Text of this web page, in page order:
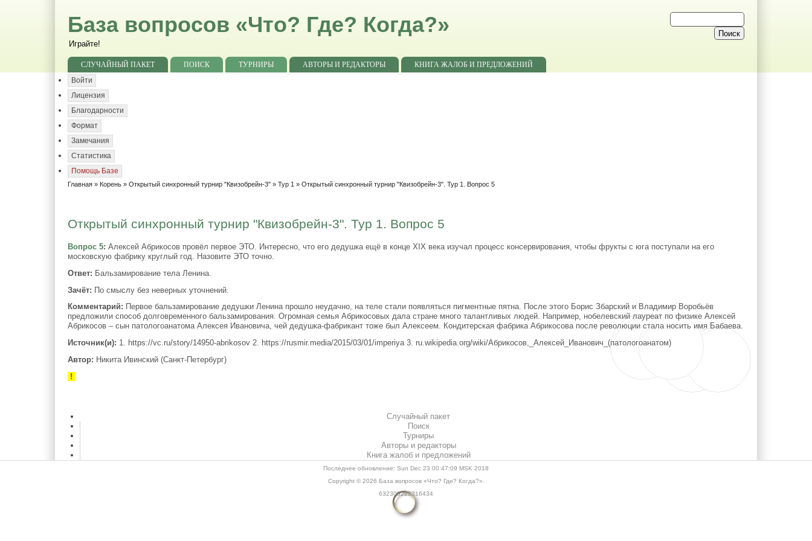
База вопросов «Что? Где? Когда?»
Играйте!
СЛУЧАЙНЫЙ ПАКЕТ ПОИСК ТУРНИРЫ АВТОРЫ И РЕДАКТОРЫ
КНИГА ЖАЛОБ И ПРЕДЛОЖЕНИЙ
Войти
Лицензия
Благодарности
Формат
Замечания
Статистика
Помощь Базе
Главная » Корень »Открытый синхронный турнир "Квизобрейн-3" »Тур 1 » Открытый синхронный турнир "Квизобрейн-3". Тур 1. Вопрос 5
Открытый синхронный турнир "Квизобрейн-3". Тур 1. Вопрос 5
Вопрос 5: Алексей Абрикосов провёл первое ЭТО. Интересно, что его дедушка ещё в конце XIX века изучал процесс консервирования, чтобы фрукты с юга поступали на его
московскую фабрику круглый год. Назовите ЭТО точно.
Ответ: Бальзамирование тела Ленина.
Зачёт: По смыслу без неверных уточнений.
Комментарий: Первое бальзамирование дедушки Ленина прошло неудачно, на теле стали появляться пигментные пятна. После этого Борис Збарский и Владимир Воробьёв
предложили способ долговременного бальзамирования. Огромная семья Абрикосовых дала стране много талантливых людей. Например, нобелевский лауреат по физике Алексей
Абрикосов – сын патологоанатома Алексея Ивановича, чей дедушка-фабрикант тоже был Алексеем. Кондитерская фабрика Абрикосова после революции стала носить имя Бабаева.
Источник(и): 1. https://vc.ru/story/14950-abrikosov 2. https://rusmir.media/2015/03/01/imperiya 3. ru.wikipedia.org/wiki/Абрикосов,_Алексей_Иванович_(патологоанатом)
Автор: Никита Ивинский (Санкт-Петербург)
!
Случайный пакет
Поиск
Турниры
Авторы и редакторы
Книга жалоб и предложений
Последнее обновление: Sun Dec 23 00:47:09 MSK 2018
Copyright © 2026 База вопросов «Что? Где? Когда?».
632305222316434